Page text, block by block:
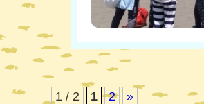
1 / 2 1 2 »